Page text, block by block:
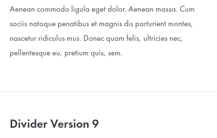
Aenean commodo ligula eget dolor. Aenean massa. Cum
sociis natoque penatibus et magnis dis parturient montes,
nascetur ridiculus mus. Donec quam felis, ultricies nec,
pellentesque eu, pretium quis, sem.
Divider Version 9